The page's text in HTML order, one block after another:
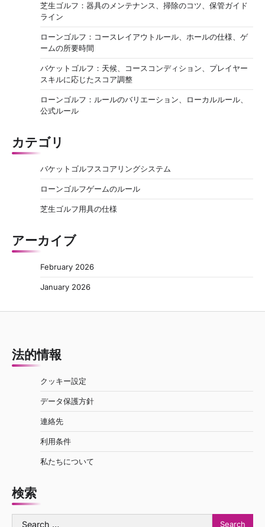
芝生ゴルフ：器具のメンテナンス、掃除のコツ、保管ガイド
ライン
ローンゴルフ：コースレイアウトルール、ホールの仕様、ゲ
ームの所要時間
バケットゴルフ：天候、コースコンディション、プレイヤー
スキルに応じたスコア調整
ローンゴルフ：ルールのバリエーション、ローカルルール、
公式ルール
カテゴリ
バケットゴルフスコアリングシステム
ローンゴルフゲームのルール
芝生ゴルフ用具の仕様
アーカイブ
February 2026
January 2026
法的情報
クッキー設定
データ保護方針
連絡先
利用条件
私たちについて
検索
Search